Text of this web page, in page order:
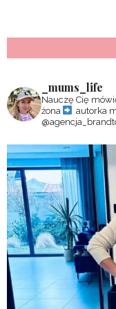
_mums_life
Nauczę Cię
żona
autorka